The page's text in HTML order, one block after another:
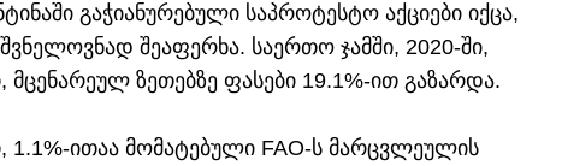
გაჭიანურებული საპროტესტო აქციები იქცა,
შეაფერხა. საერთო ჯამში, 2020-ში,
ზეთებზე ფასები 19.1%-ით გაზარდა.
1.1%-ითაა მომატებული FAO-ს მარცვლეულის